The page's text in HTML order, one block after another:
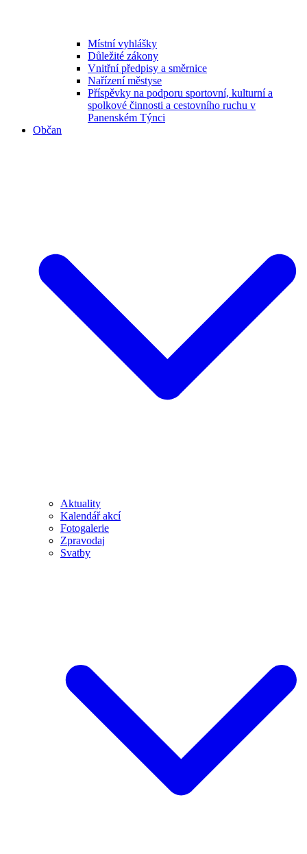
Místní vyhlášky
Důležité zákony
Vnitřní předpisy a směrnice
Nařízení městyse
Příspěvky na podporu sportovní, kulturní a
spolkové činnosti a cestovního ruchu v
Panenském Týnci
Občan
Aktuality
Kalendář akcí
Fotogalerie
Zpravodaj
Svatby